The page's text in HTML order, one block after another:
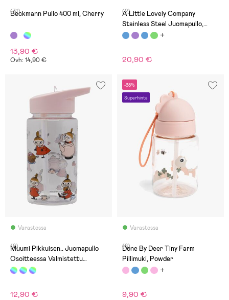
(31)
Beckmann Pullo 400 ml, Cherry
13,90 €
Ovh: 14,90 €
(2)
A Little Lovely Company
Stainless Steel Juomapullo,
Ajoneuvot
20,90 €
Varastossa
(8)
Muumi Pikkuisen.. Juomapullo
Osoitteessa Valmistettu
Muovista, Vaaleanpunainen
12,90 €
-38%
Superhinta
Varastossa
(8)
Done By Deer Tiny Farm
Pillimuki, Powder
9,90 €